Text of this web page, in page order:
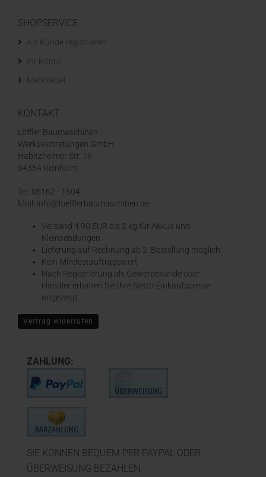
SHOPSERVICE
Als Kunde registrieren
Ihr Konto
Merkzettel
KONTAKT
Löffler Baumaschinen
Werksvertretungen GmbH
Habitzheimer Str. 19
64354 Reinheim
Tel: 06162 - 1504
Mail: info@loefflerbaumaschinen.de
Versand 4,90 EUR bis 2 kg für Akkus und
Kleinsendungen
​Lieferung auf Rechnung ab 2. Bestellung möglich
Kein Mindestauftragswert
Nach Registrierung als Gewerbekunde oder
Händler erhalten Sie Ihre Netto-Einkaufspreise
angezeigt.
Vertrag widerrufen
ZAHLUNG:
SIE KÖNNEN BEQUEM PER PAYPAL ODER
ÜBERWEISUNG BEZAHLEN.